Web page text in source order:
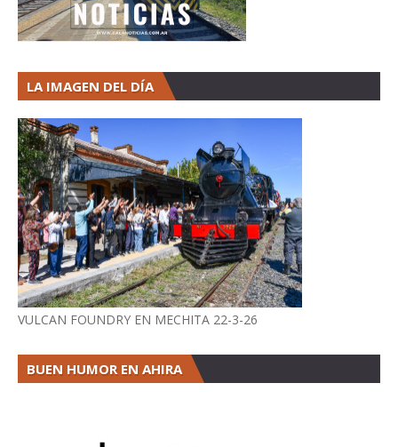
LA IMAGEN DEL DÍA
VULCAN FOUNDRY EN MECHITA 22-3-26
BUEN HUMOR EN AHIRA